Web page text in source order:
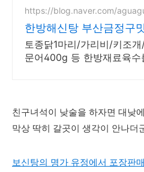
https://blog.naver.com/
한방해신탕 부산금정구
토종닭1마리/가리비/키조
문어400g 등 한방재료육수
친구녀석이 낮술을 하자면 대낮
막상 딱히 갈곳이 생각이 안나더
보신탕의 명가 유정에서 포장판